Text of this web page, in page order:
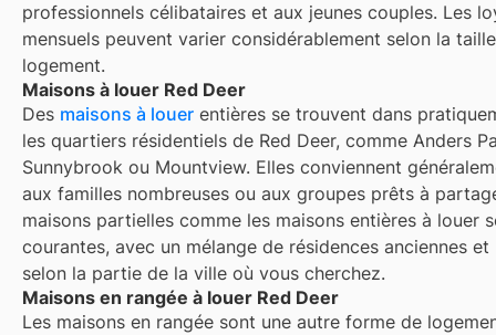
professionnels célibataires et aux jeunes couples. Les
mensuels peuvent varier considérablement selon la
logement.
Maisons à louer Red Deer
Des maisons à louer entières se trouvent dans
les quartiers résidentiels de Red Deer, comme Anders
Sunnybrook ou Mountview. Elles conviennent
aux familles nombreuses ou aux groupes prêts à
maisons partielles comme les maisons entières à louer
courantes, avec un mélange de résidences anciennes et
selon la partie de la ville où vous cherchez.
Maisons en rangée à louer Red Deer
Les maisons en rangée sont une autre forme de